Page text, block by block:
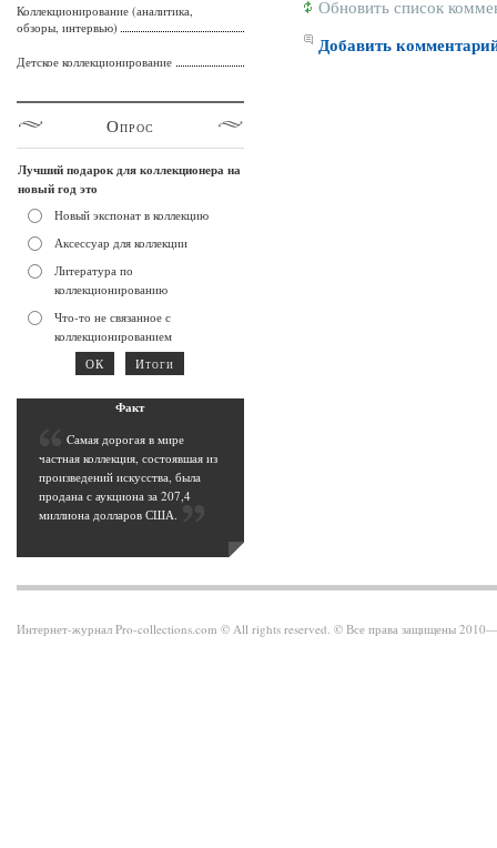
Обновить список
Добавить
Коллекционирование (аналитика,
обзоры, интервью)
Детское коллекционирование
Опрос
Лучший подарок для коллекционера на
новый год это
Новый экспонат в коллекцию
Аксессуар для коллекции
Литература по
коллекционированию
Что-то не связанное с
коллекционированием
Факт
Cамая дорогая в мире
частная коллекция, состоявшая из
произведений искусства, была
продана с аукциона за 207,4
миллиона долларов США.
Интернет-журнал Pro-collections.com © All rights reserved. © Все права защищены